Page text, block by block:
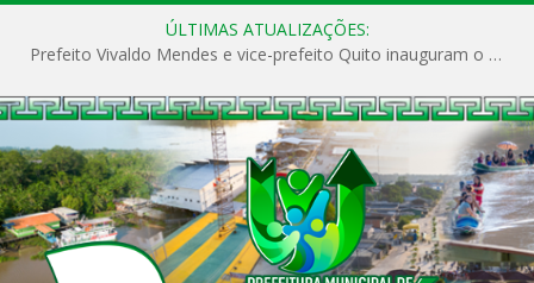
ÚLTIMAS ATUALIZAÇÕES:
Prefeito Vivaldo Mendes e vice-prefeito Quito inauguram o CAPS e fortalecem a saúde pública em Anajás.